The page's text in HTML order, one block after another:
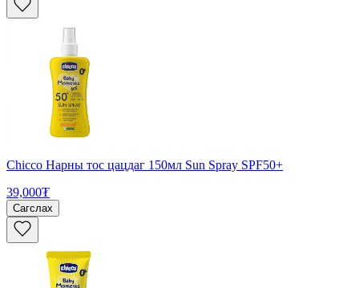
Chicco Нарны тос цацдаг 150мл Sun Spray SPF50+
39,000₮
Сагслах